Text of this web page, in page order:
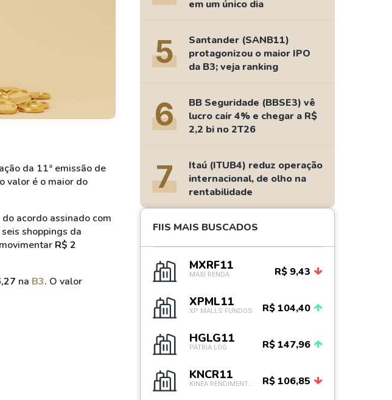
da 11ª emissão de
valor é o maior do
acordo assinado com
shoppings da
R$ 2
na B3. O valor
em um único dia
5
Santander (SANB11)
protagonizou o maior IPO
da B3; veja ranking
6
BB Seguridade (BBSE3) vê
lucro cair 4% e chegar a R$
2,2 bi no 2T26
7
Itaú (ITUB4) reduz operação
internacional, de olho na
rentabilidade
FIIS MAIS BUSCADOS
MXRF11
MAXI RENDA R$ 9,43
XPML11
XP MALLS FUNDOS R$ 104,40
HGLG11
PÁTRIA LOG R$ 147,96
KNCR11 R$ 106,85